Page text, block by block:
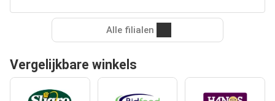
Alle filialen
Vergelijkbare winkels